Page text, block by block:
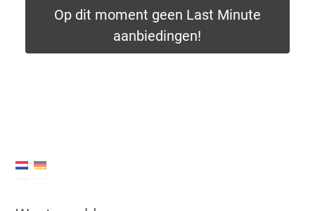
Op dit moment geen Last Minute
aanbiedingen!